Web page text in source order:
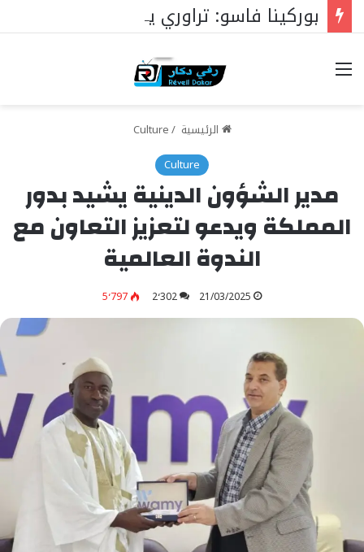
خيارات
الرئيسية /
Culture
Culture
مدير الشؤون الدينية يشيد بدور
المملكة ويدعو لتعزيز التعاون مع
الندوة العالمية
21/03/2025 2٬302 5٬797